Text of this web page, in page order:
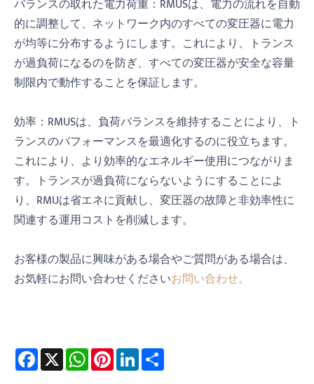
バランスの取れた電力荷重：RMUSは、電力の流れを自動
的に調整して、ネットワーク内のすべての変圧器に電力
が均等に分布するようにします。これにより、トランス
が過負荷になるのを防ぎ、すべての変圧器が安全な容量
制限内で動作することを保証します。
効率：RMUSは、負荷バランスを維持することにより、ト
ランスのパフォーマンスを最適化するのに役立ちます。
これにより、より効率的なエネルギー使用につながりま
す。トランスが過負荷にならないようにすることによ
り、RMUは省エネに貢献し、変圧器の故障と非効率性に
関連する運用コストを削減します。
お客様の製品に興味がある場合やご質問がある場合は、
お気軽にお問い合わせくださいお問い合わせ。
Facebook WhatsAppPinterestLinkedIn